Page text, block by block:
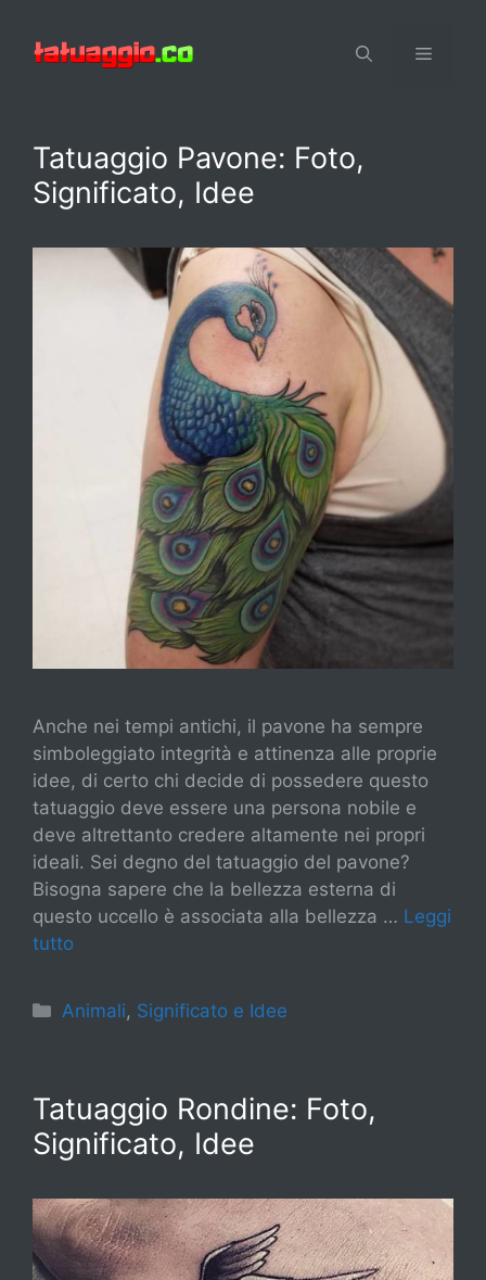
contenuto
Menu
Tatuaggio Pavone: Foto,
Significato, Idee
Anche nei tempi antichi, il pavone ha sempre
simboleggiato integrità e attinenza alle proprie
idee, di certo chi decide di possedere questo
tatuaggio deve essere una persona nobile e
deve altrettanto credere altamente nei propri
ideali. Sei degno del tatuaggio del pavone?
Bisogna sapere che la bellezza esterna di
questo uccello è associata alla bellezza … Leggi
tutto
Categorie
Animali, Significato e Idee
Tatuaggio Rondine: Foto,
Significato, Idee